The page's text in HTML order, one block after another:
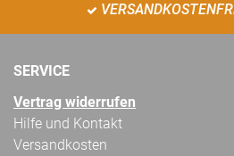
SERVICE
Vertrag widerrufen
Hilfe und Kontakt
Versandkosten